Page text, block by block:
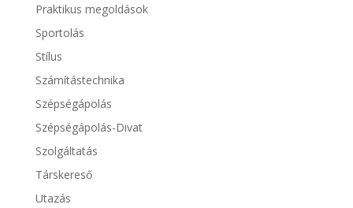
Praktikus megoldások
Sportolás
Stílus
Számítástechnika
Szépségápolás
Szépségápolás-Divat
Szolgáltatás
Társkereső
Utazás